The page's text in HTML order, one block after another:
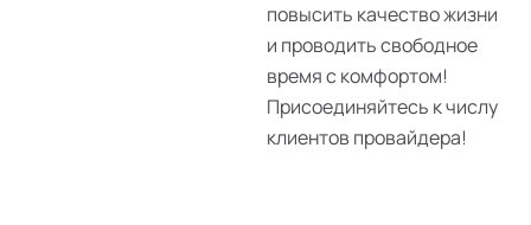
повысить качество жизни
и проводить свободное
время с комфортом!
Присоединяйтесь к числу
клиентов провайдера!